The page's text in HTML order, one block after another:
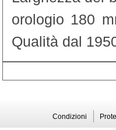
orologio 180
Qualità dal
Condizioni